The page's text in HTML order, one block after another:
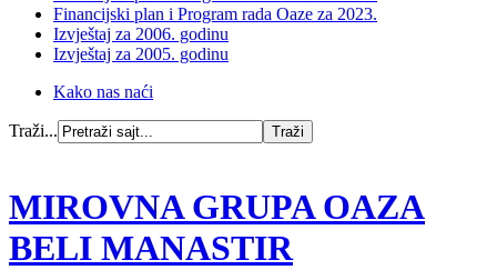
Financijski plan i Program rada Oaze za 2023.
Izvještaj za 2006. godinu
Izvještaj za 2005. godinu
Kako nas naći
Traži...
MIROVNA GRUPA OAZA
BELI MANASTIR